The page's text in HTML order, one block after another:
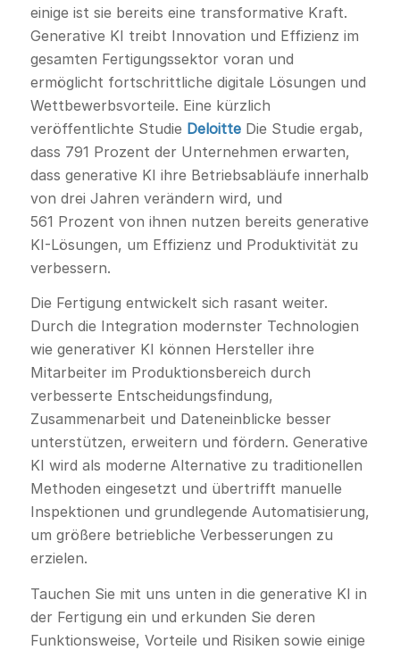
einige ist sie bereits eine transformative Kraft.
Generative KI treibt Innovation und Effizienz im
gesamten Fertigungssektor voran und
ermöglicht fortschrittliche digitale Lösungen und
Wettbewerbsvorteile. Eine kürzlich
veröffentlichte Studie DeloitteDie Studie ergab,
dass 791 Prozent der Unternehmen erwarten,
dass generative KI ihre Betriebsabläufe innerhalb
von drei Jahren verändern wird, und
561 Prozent von ihnen nutzen bereits generative
KI-Lösungen, um Effizienz und Produktivität zu
verbessern.
Die Fertigung entwickelt sich rasant weiter.
Durch die Integration modernster Technologien
wie generativer KI können Hersteller ihre
Mitarbeiter im Produktionsbereich durch
verbesserte Entscheidungsfindung,
Zusammenarbeit und Dateneinblicke besser
unterstützen, erweitern und fördern. Generative
KI wird als moderne Alternative zu traditionellen
Methoden eingesetzt und übertrifft manuelle
Inspektionen und grundlegende Automatisierung,
um größere betriebliche Verbesserungen zu
erzielen.
Tauchen Sie mit uns unten in die generative KI in
der Fertigung ein und erkunden Sie deren
Funktionsweise, Vorteile und Risiken sowie einige